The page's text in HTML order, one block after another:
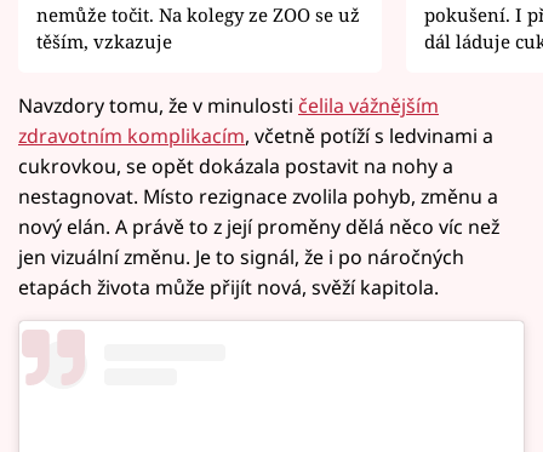
nemůže točit. Na kolegy ze ZOO se už
těším, vzkazuje
pokušení. I
dál láduje
Navzdory tomu, že v minulosti čelila vážnějším
zdravotním komplikacím, včetně potíží s ledvinami a
cukrovkou, se opět dokázala postavit na nohy a
nestagnovat. Místo rezignace zvolila pohyb, změnu a
nový elán. A právě to z její proměny dělá něco víc než
jen vizuální změnu. Je to signál, že i po náročných
etapách života může přijít nová, svěží kapitola.